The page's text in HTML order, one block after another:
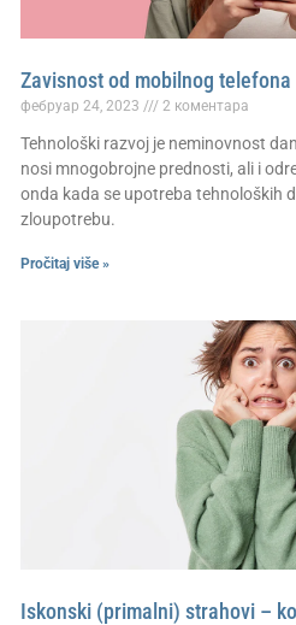
Zavisnost od mobilnog telefona
фебруар 24, 2023 2 коментара
Tehnološki razvoj je neminovnost
nosi mnogobrojne prednosti, ali i
onda kada se upotreba tehnoloških
zloupotrebu.
Pročitaj više »
Iskonski (primalni) strahovi –